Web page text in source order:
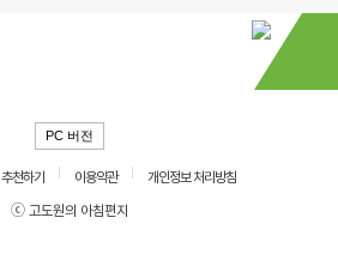
PC 버전
추천하기 이용약관
개인정보 처리방침
ⓒ 고도원의 아침편지